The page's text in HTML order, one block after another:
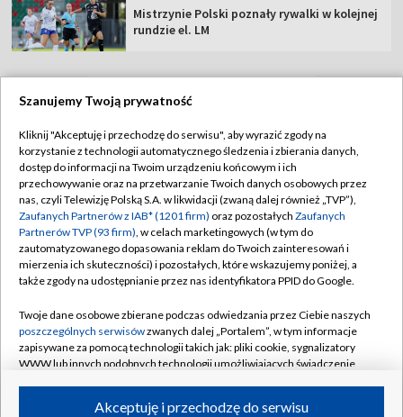
Mistrzynie Polski poznały rywalki w kolejnej
rundzie el. LM
Abonament TVP
Sklep TVP
Biuro Reklamy
Oferta Handlowa
Telegazeta ogłoszenia
Rada Programowa
Ogłoszenia przetargowe
Akademia Telewizyjna
Regulamin TVP
Polityka prywatności
Moje zgody
Biuro reklamy
Kontakt
Kanały
©2026 Telewizja Polska Spółka Akcyjna w likwidacji
Szanujemy Twoją prywatność
Kliknij "Akceptuję i przechodzę do serwisu", aby wyrazić zgody na
korzystanie z technologii automatycznego śledzenia i zbierania danych,
dostęp do informacji na Twoim urządzeniu końcowym i ich
przechowywanie oraz na przetwarzanie Twoich danych osobowych przez
nas, czyli Telewizję Polską S.A. w likwidacji (zwaną dalej również „TVP”),
Zaufanych Partnerów z IAB* (1201 firm) oraz pozostałych Zaufanych
Partnerów TVP (93 firm), w celach marketingowych (w tym do
zautomatyzowanego dopasowania reklam do Twoich zainteresowań i
mierzenia ich skuteczności) i pozostałych, które wskazujemy poniżej, a
także zgody na udostępnianie przez nas identyfikatora PPID do Google.
Twoje dane osobowe zbierane podczas odwiedzania przez Ciebie naszych
poszczególnych serwisówzwanych dalej „Portalem”, w tym informacje
zapisywane za pomocą technologii takich jak: pliki cookie, sygnalizatory
WWW lub innych podobnych technologii umożliwiających świadczenie
ruchu w Internecie.Akceptuję i przechodzę do serwisu